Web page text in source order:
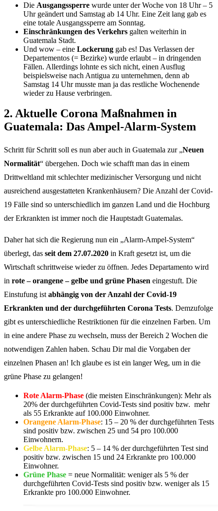
Die Ausgangssperre wurde unter der Woche von 18 Uhr – 5
Uhr geändert und Samstag ab 14 Uhr. Eine Zeit lang gab es
eine totale Ausgangssperre am Sonntag.
Einschränkungen des Verkehrs galten weiterhin in
Guatemala Stadt.
Und wow – eine Lockerung gab es! Das Verlassen der
Departementos (= Bezirke) wurde erlaubt – in dringenden
Fällen. Allerdings lohnte es sich nicht, einen Ausflug
beispielsweise nach Antigua zu unternehmen, denn ab
Samstag 14 Uhr musste man ja das restliche Wochenende
wieder zu Hause verbringen.
2. Aktuelle Corona Maßnahmen in
Guatemala: Das Ampel-Alarm-System
Schritt für Schritt soll es nun aber auch in Guatemala zur „Neuen
Normalität“ übergehen. Doch wie schafft man das in einem
Drittweltland mit schlechter medizinischer Versorgung und nicht
ausreichend ausgestatteten Krankenhäusern? Die Anzahl der Covid-
19 Fälle sind so unterschiedlich im ganzen Land und die Hochburg
der Erkrankten ist immer noch die Hauptstadt Guatemalas.
Daher hat sich die Regierung nun ein „Alarm-Ampel-System“
überlegt, das seit dem 27.07.2020 in Kraft gesetzt ist, um die
Wirtschaft schrittweise wieder zu öffnen. Jedes Departamento wird
in rote – orangene – gelbe und grüne Phasen eingestuft. Die
Einstufung ist abhängig von der Anzahl der Covid-19
Erkrankten und der durchgeführten Corona Tests. Demzufolge
gibt es unterschiedliche Restriktionen für die einzelnen Farben. Um
in eine andere Phase zu wechseln, muss der Bereich 2 Wochen die
notwendigen Zahlen haben. Schau Dir mal die Vorgaben der
einzelnen Phasen an! Ich glaube es ist ein langer Weg, um in die
grüne Phase zu gelangen!
Rote Alarm-Phase (die meisten Einschränkungen): Mehr als
20% der durchgeführten Covid-Tests sind positiv bzw. mehr
als 55 Erkrankte auf 100.000 Einwohner.
Orangene Alarm-Phase: 15 – 20 % der durchgeführten Tests
sind positiv bzw. zwischen 25 und 54 pro 100.000
Einwohnern.
Gelbe Alarm-Phase: 5 – 14 % der durchgeführten Test sind
positiv bzw. zwischen 15 und 24 Erkrankte pro 100.000
Einwohner.
Grüne Phase = neue Normalität: weniger als 5 % der
durchgeführten Covid-Tests sind positiv bzw. weniger als 15
Erkrankte pro 100.000 Einwohner.